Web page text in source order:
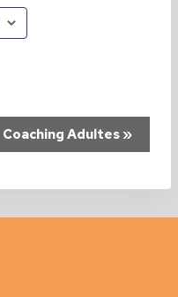
Coaching Adultes »